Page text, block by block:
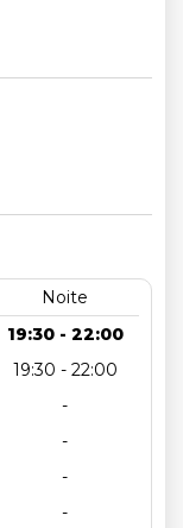
Noite
19:30 - 22:00
19:30 - 22:00
-
-
-
-